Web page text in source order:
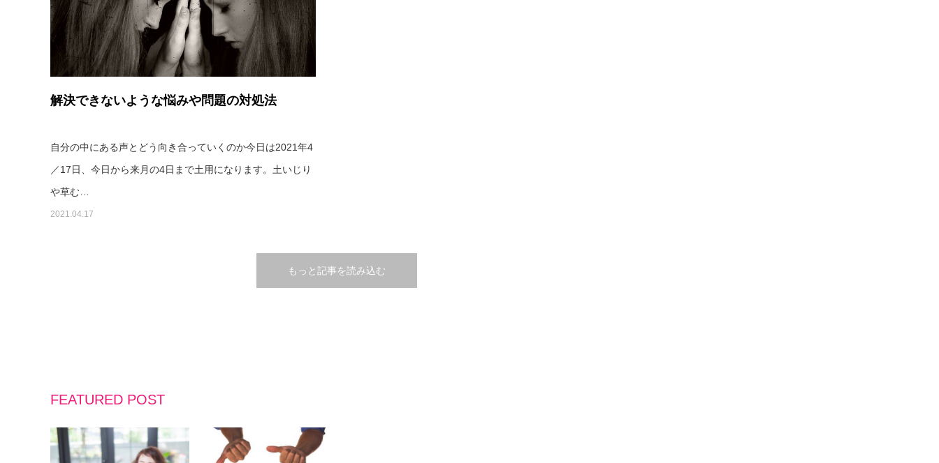
解決できないような悩みや問題の対処法
自分の中にある声とどう向き合っていくのか今日は2021年4
／17日、今日から来月の4日まで土用になります。土いじり
や草む…
2021.04.17
もっと記事を読み込む
FEATURED POST